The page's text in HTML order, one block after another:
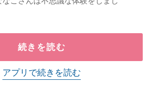
続きを読む
アプリで続きを読む